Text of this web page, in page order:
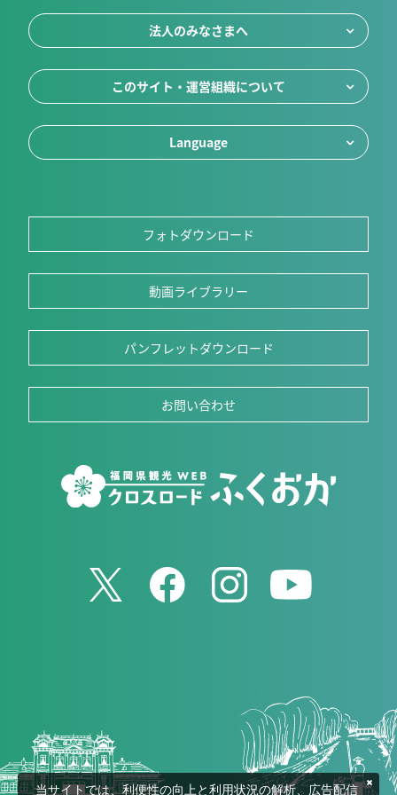
法人のみなさまへ
このサイト・運営組織について
Language
フォトダウンロード
動画ライブラリー
パンフレットダウンロード
お問い合わせ
当サイトでは、利便性の向上と利用状況の解析、広告配信